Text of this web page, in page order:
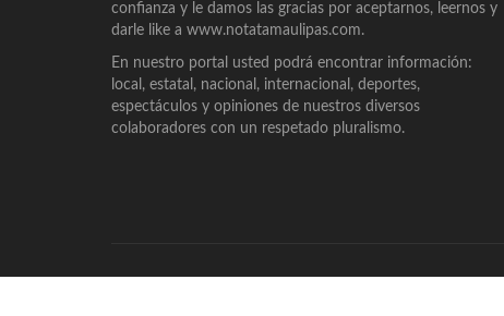
confianza y le damos las gracias por aceptarnos, leernos y
darle like a www.notatamaulipas.com.
En nuestro portal usted podrá encontrar información:
local, estatal, nacional, internacional, deportes,
espectáculos y opiniones de nuestros diversos
colaboradores con un respetado pluralismo.